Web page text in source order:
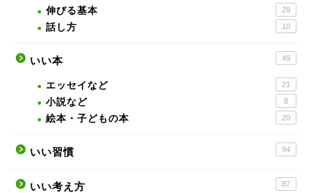
伸びる基本 29
話し方 10
いい本 49
エッセイなど 21
小説など 8
絵本・子どもの本 20
いい習慣 94
いい考え方 87